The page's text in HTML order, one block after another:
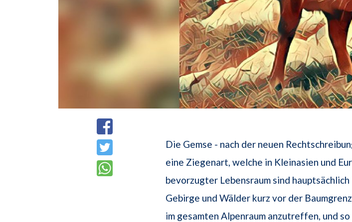
Die Gemse - nach der neuen
eine Ziegenart, welche in Kleinasien und
bevorzugter Lebensraum sind
Gebirge und Wälder kurz vor der
im gesamten Alpenraum anzutreffen, und